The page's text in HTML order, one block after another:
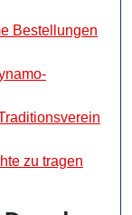
Bestellungen
zu tragen